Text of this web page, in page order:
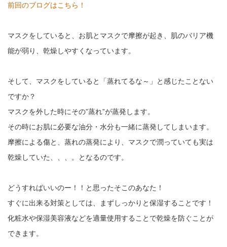
前回のブログはこちら！
マスクをしていると、お肌とマスクで摩擦が起き、肌のバリア機
能が弱り、乾燥しやすくなっています。
そして、マスクをしていると「蒸れてるな～」と感じたことない
ですか？
マスクを外した時にその”蒸れ”が蒸発します。
その時にお肌に必要な油分・水分も一緒に蒸発してしまいます。
摩擦による傷と、蒸れの蒸発により、マスクで潤っていても実は
乾燥していた、、、。となるのです。
どうすればいいのー！！と思ったそこのあなた！
すぐに出来る対策としては、まずしっかりと保湿することです！
化粧水や保湿美容液などを適量使用することで乾燥を防ぐことが
できます。